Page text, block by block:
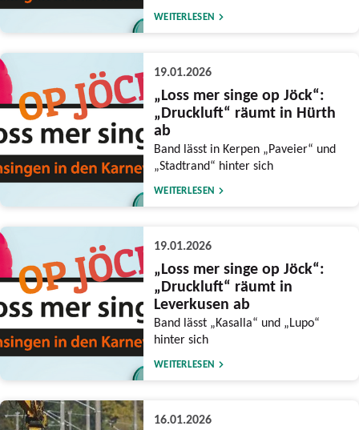
WEITERLESEN
19.01.2026
„Loss mer singe op Jöck“:
„Druckluft“ räumt in Hürth
ab
Band lässt in Kerpen „Paveier“ und
„Stadtrand“ hinter sich
WEITERLESEN
19.01.2026
„Loss mer singe op Jöck“:
„Druckluft“ räumt in
Leverkusen ab
Band lässt „Kasalla“ und „Lupo“
hinter sich
WEITERLESEN
16.01.2026